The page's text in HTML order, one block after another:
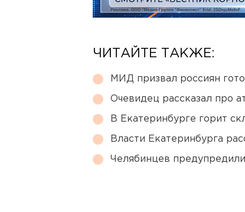
ЧИТАЙТЕ ТАКЖЕ:
МИД призвал россиян
Очевидец рассказал про
В Екатеринбурге горит
Власти Екатеринбурга
Челябинцев